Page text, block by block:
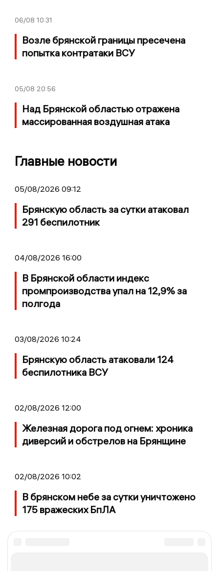
06/08 10:31
Возле брянской границы пресечена
попытка контратаки ВСУ
05/08 20:56
Над Брянской областью отражена
массированная воздушная атака
Главные новости
05/08/2026 09:12
Брянскую область за сутки атаковал
291 беспилотник
04/08/2026 16:00
В Брянской области индекс
промпроизводства упал на 12,9% за
полгода
03/08/2026 10:24
Брянскую область атаковали 124
беспилотника ВСУ
02/08/2026 12:00
Железная дорога под огнем: хроника
диверсий и обстрелов на Брянщине
02/08/2026 10:02
В брянском небе за сутки уничтожено
175 вражеских БпЛА